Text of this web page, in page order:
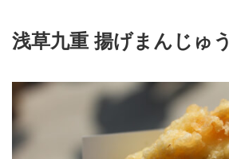
浅草九重 揚げまんじゅう